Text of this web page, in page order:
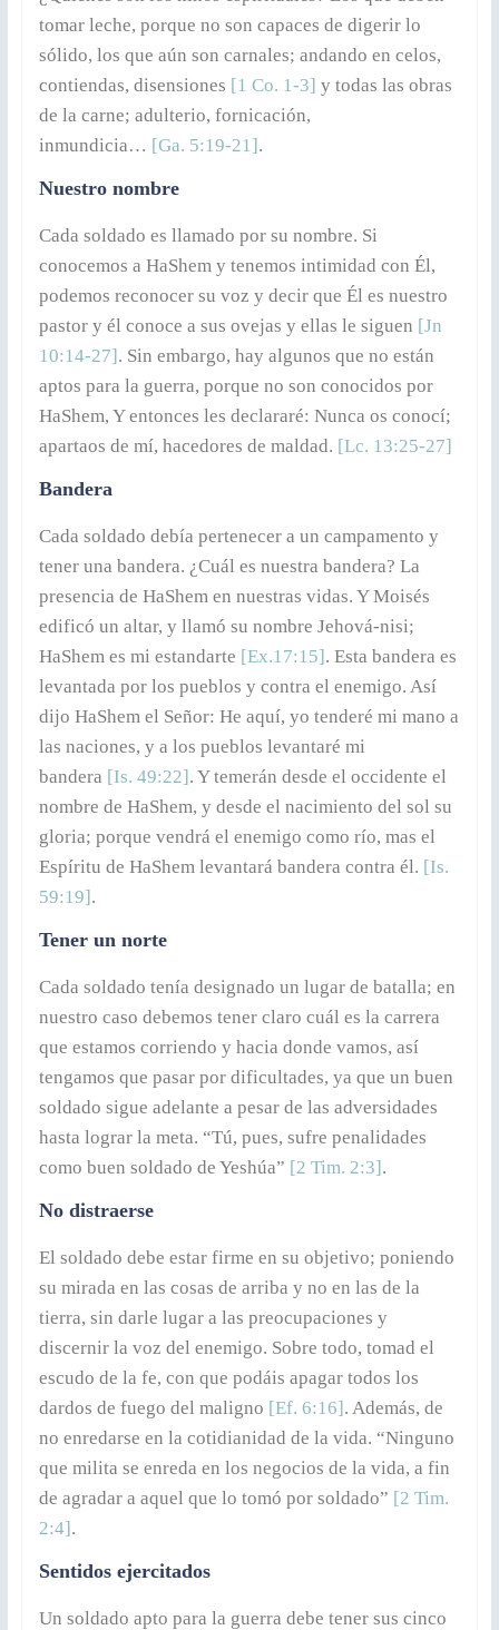
tomar leche, porque no son capaces de digerir lo
sólido, los que aún son carnales; andando en celos,
contiendas, disensiones [1 Co. 1-3] y todas las obras
de la carne; adulterio, fornicación,
inmundicia… [Ga. 5:19-21].
Nuestro nombre
Cada soldado es llamado por su nombre. Si
conocemos a HaShem y tenemos intimidad con Él,
podemos reconocer su voz y decir que Él es nuestro
pastor y él conoce a sus ovejas y ellas le siguen [Jn
10:14-27]. Sin embargo, hay algunos que no están
aptos para la guerra, porque no son conocidos por
HaShem, Y entonces les declararé: Nunca os conocí;
apartaos de mí, hacedores de maldad. [Lc. 13:25-27]
Bandera
Cada soldado debía pertenecer a un campamento y
tener una bandera. ¿Cuál es nuestra bandera? La
presencia de HaShem en nuestras vidas. Y Moisés
edificó un altar, y llamó su nombre Jehová-nisi;
HaShem es mi estandarte [Ex.17:15]. Esta bandera es
levantada por los pueblos y contra el enemigo. Así
dijo HaShem el Señor: He aquí, yo tenderé mi mano a
las naciones, y a los pueblos levantaré mi
bandera [Is. 49:22]. Y temerán desde el occidente el
nombre de HaShem, y desde el nacimiento del sol su
gloria; porque vendrá el enemigo como río, mas el
Espíritu de HaShem levantará bandera contra él. [Is.
59:19].
Tener un norte
Cada soldado tenía designado un lugar de batalla; en
nuestro caso debemos tener claro cuál es la carrera
que estamos corriendo y hacia donde vamos, así
tengamos que pasar por dificultades, ya que un buen
soldado sigue adelante a pesar de las adversidades
hasta lograr la meta. “Tú, pues, sufre penalidades
como buen soldado de Yeshúa” [2 Tim. 2:3].
No distraerse
El soldado debe estar firme en su objetivo; poniendo
su mirada en las cosas de arriba y no en las de la
tierra, sin darle lugar a las preocupaciones y
discernir la voz del enemigo. Sobre todo, tomad el
escudo de la fe, con que podáis apagar todos los
dardos de fuego del maligno [Ef. 6:16]. Además, de
no enredarse en la cotidianidad de la vida. “Ninguno
que milita se enreda en los negocios de la vida, a fin
de agradar a aquel que lo tomó por soldado” [2 Tim.
2:4].
Sentidos ejercitados
Un soldado apto para la guerra debe tener sus cinco